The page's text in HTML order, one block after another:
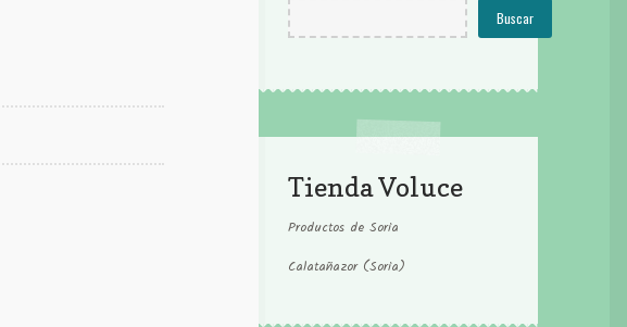
Buscar
Tienda Voluce
Productos de Soria
Calatañazor (Soria)